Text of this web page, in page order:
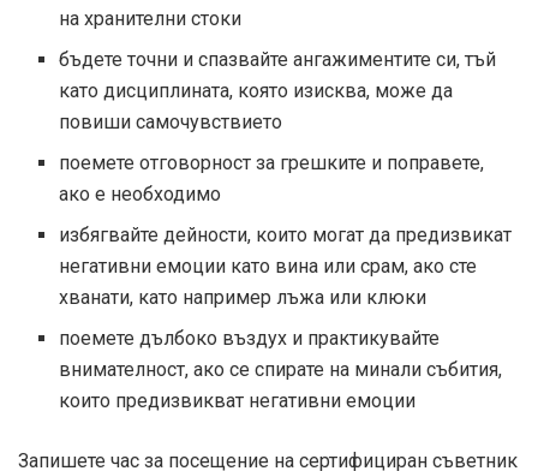
на хранителни стоки
бъдете точни и спазвайте ангажиментите си, тъй
като дисциплината, която изисква, може да
повиши самочувствието
поемете отговорност за грешките и поправете,
ако е необходимо
избягвайте дейности, които могат да предизвикат
негативни емоции като вина или срам, ако сте
хванати, като например лъжа или клюки
поемете дълбоко въздух и практикувайте
внимателност, ако се спирате на минали събития,
които предизвикват негативни емоции
Запишете час за посещение на сертифициран съветник